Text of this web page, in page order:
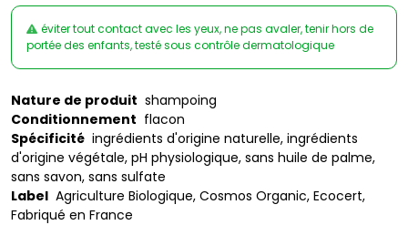
éviter tout contact avec les yeux, ne pas avaler, tenir hors de
portée des enfants, testé sous contrôle dermatologique
Nature de produit shampoing
Conditionnement flacon
Spécificité ingrédients d'origine naturelle, ingrédients
d'origine végétale, pH physiologique, sans huile de palme,
sans savon, sans sulfate
Label Agriculture Biologique, Cosmos Organic, Ecocert,
Fabriqué en France